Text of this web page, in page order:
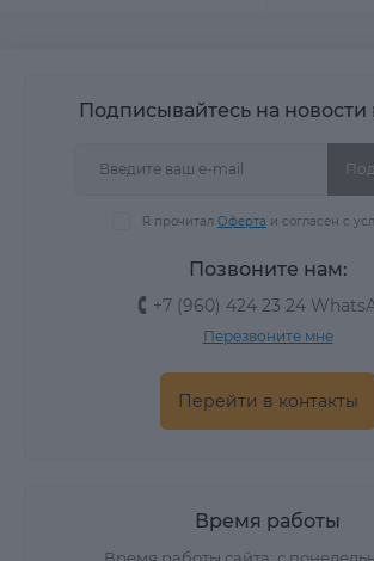
Подписывайтесь на новости
Я прочитал Оферта и согласен с
Позвоните нам:
+7 (960) 424 23 24
Перезвоните мне
Перейти в контакты
Время работы
Время работы сайта: с